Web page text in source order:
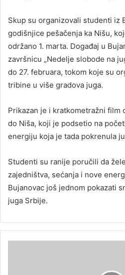
Skup su organizovali studenti iz
godišnjice pešačenja ka Nišu,
održano 1. marta. Događaj u
završnicu „Nedelje slobode na
do 27. februara, tokom koje su
tribine u više gradova juga.
Prikazan je i kratkometražni film
do Niša, koji je podsetio na
energiju koja je tada pokrenula
Studenti su ranije poručili da
zajedništva, sećanja i nove
Bujanovac još jednom pokazati
juga Srbije.